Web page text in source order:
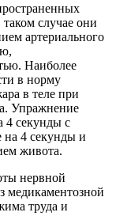
случае они
артериального
Наиболее
в норму
в теле при
Упражнение
4 секунды с
на 4 секунды и
живота.
нервной
медикаментозной
труда и